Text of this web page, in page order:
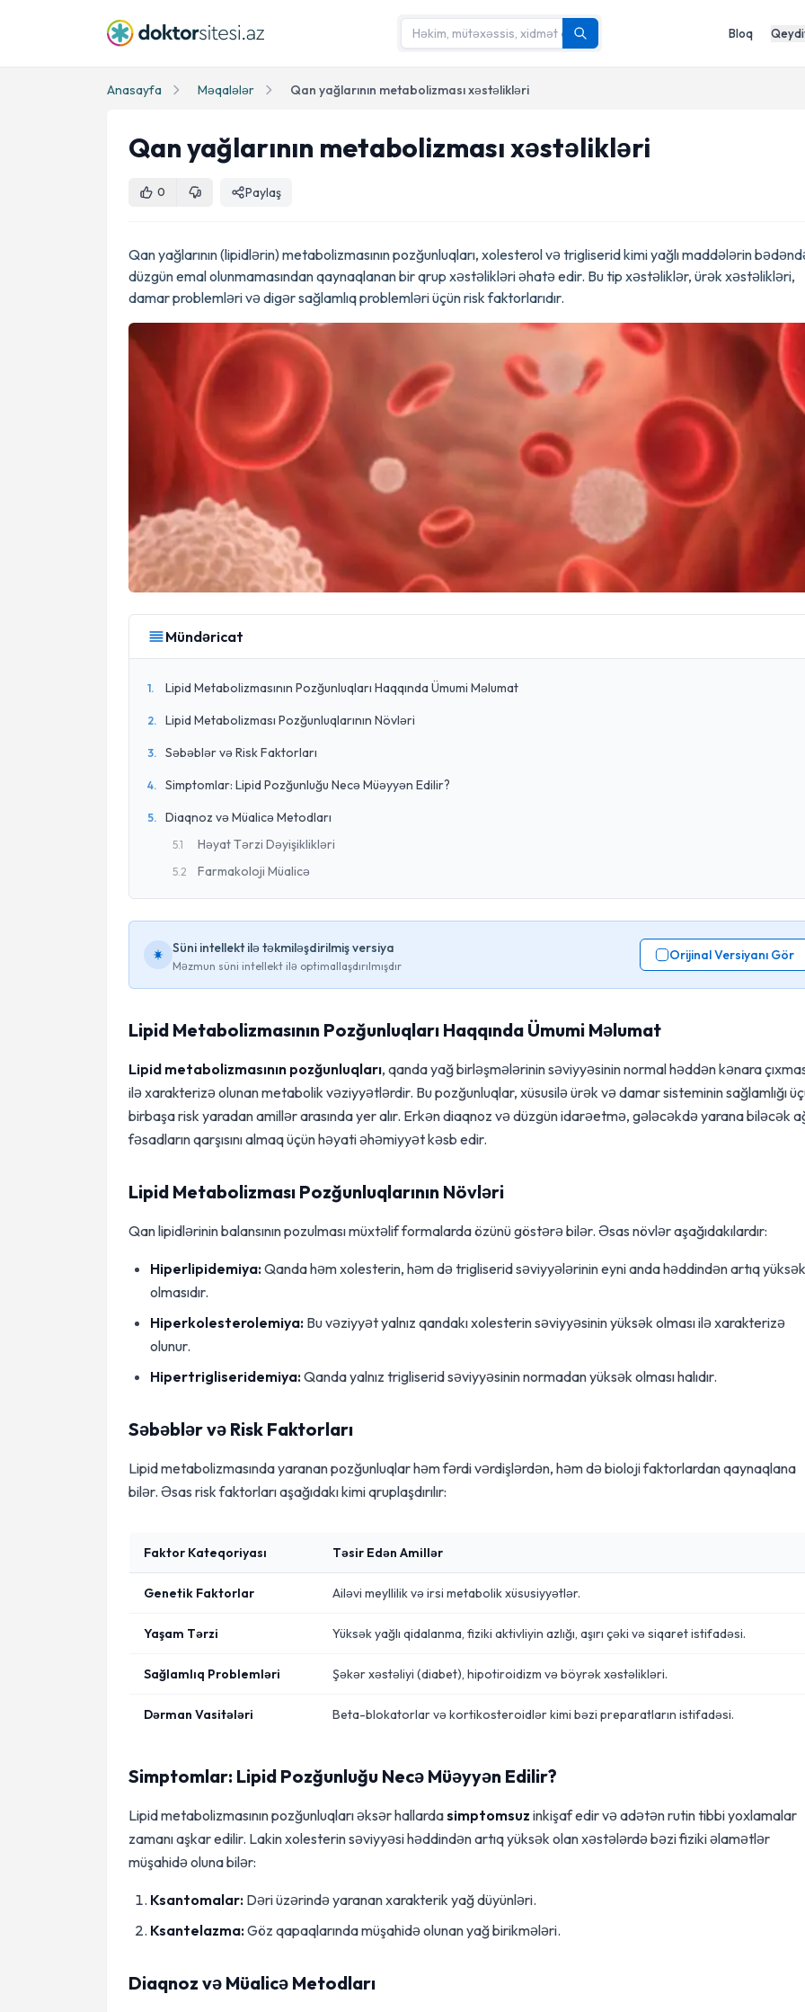
Bloq
Anasayfa Məqalələr Qan yağlarının metabolizması xəstəlikləri
Qan yağlarının metabolizması xəstəlikləri
0 Paylaş
Qan yağlarının (lipidlərin) metabolizmasının pozğunluqları, xolesterol və trigliserid kimi yağlı maddələrin
düzgün emal olunmamasından qaynaqlanan bir qrup xəstəlikləri əhatə edir. Bu tip xəstəliklər, ürək xəstəlikləri,
damar problemləri və digər sağlamlıq problemləri üçün risk faktorlarıdır.
Mündəricat
1. Lipid Metabolizmasının Pozğunluqları Haqqında Ümumi Məlumat
2. Lipid Metabolizması Pozğunluqlarının Növləri
3. Səbəblər və Risk Faktorları
4. Simptomlar: Lipid Pozğunluğu Necə Müəyyən Edilir?
5. Diaqnoz və Müalicə Metodları
5.1 Həyat Tərzi Dəyişiklikləri
5.2 Farmakoloji Müalicə
Süni intellekt ilə təkmiləşdirilmiş versiya
Məzmun süni intellekt ilə optimallaşdırılmışdır
Orijinal Versiyanı Gör
Lipid Metabolizmasının Pozğunluqları Haqqında Ümumi Məlumat
Lipid metabolizmasının pozğunluqları, qanda yağ birləşmələrinin səviyyəsinin normal həddən kənara
ilə xarakterizə olunan metabolik vəziyyətlərdir. Bu pozğunluqlar, xüsusilə ürək və damar sisteminin sağlamlığı
birbaşa risk yaradan amillər arasında yer alır. Erkən diaqnoz və düzgün idarəetmə, gələcəkdə yarana biləcək
fəsadların qarşısını almaq üçün həyati əhəmiyyət kəsb edir.
Lipid Metabolizması Pozğunluqlarının Növləri
Qan lipidlərinin balansının pozulması müxtəlif formalarda özünü göstərə bilər. Əsas növlər aşağıdakılardır:
Hiperlipidemiya:Qanda həm xolesterin, həm də trigliserid səviyyələrinin eyni anda həddindən artıq yüksək
olmasıdır.
Hiperkolesterolemiya: Bu vəziyyət yalnız qandakı xolesterin səviyyəsinin yüksək olması ilə xarakterizə
olunur.
Hipertrigliseridemiya:Qanda yalnız trigliserid səviyyəsinin normadan yüksək olması halıdır.
Səbəblər və Risk Faktorları
Lipid metabolizmasında yaranan pozğunluqlar həm fərdi vərdişlərdən, həm də bioloji faktorlardan qaynaqlana
bilər. Əsas risk faktorları aşağıdakı kimi qruplaşdırılır:
Faktor Kateqoriyası Təsir Edən Amillər
Genetik Faktorlar Ailəvi meyllilik və irsi metabolik xüsusiyyətlər.
Yaşam Tərzi Yüksək yağlı qidalanma, fiziki aktivliyin azlığı, aşırı çəki və siqaret istifadəsi.
Sağlamlıq Problemləri Şəkər xəstəliyi (diabet), hipotiroidizm və böyrək xəstəlikləri.
Dərman Vasitələri Beta-blokatorlar və kortikosteroidlər kimi bəzi preparatların istifadəsi.
Simptomlar: Lipid Pozğunluğu Necə Müəyyən Edilir?
Lipid metabolizmasının pozğunluqları əksər hallardasimptomsuz inkişaf edir və adətən rutin tibbi yoxlamalar
zamanı aşkar edilir. Lakin xolesterin səviyyəsi həddindən artıq yüksək olan xəstələrdə bəzi fiziki əlamətlər
müşahidə oluna bilər:
Ksantomalar: Dəri üzərində yaranan xarakterik yağ düyünləri.
Ksantelazma:Göz qapaqlarında müşahidə olunan yağ birikmələri.
Diaqnoz və Müalicə Metodları